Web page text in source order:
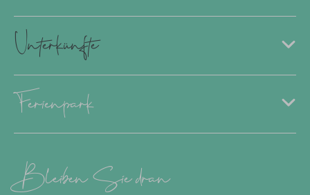
Unterkünfte
Ferienpark
Bleiben Sie dran